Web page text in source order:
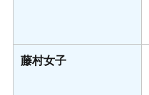
藤村女子